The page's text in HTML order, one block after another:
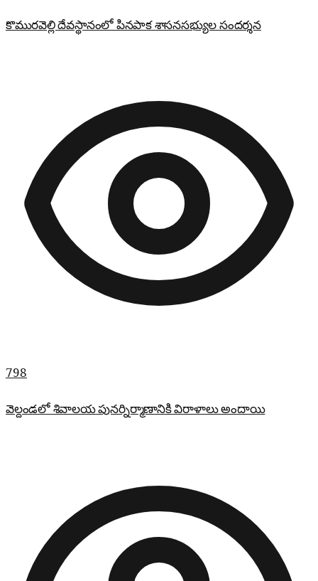
కొమురవెల్లి దేవస్థానంలో పినపాక శాసనసభ్యుల సందర్శన
798
వెల్దండలో శివాలయ పునర్నిర్మాణానికి విరాళాలు అందాయి